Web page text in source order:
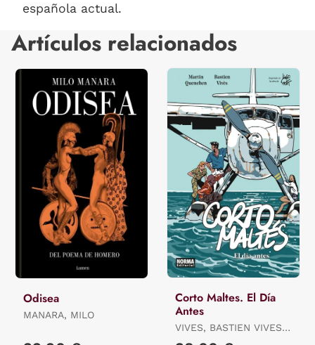
española actual.
Artículos relacionados
Odisea
MANARA, MILO
Corto Maltes. El Día
Antes
VIVES, BASTIEN VIVES /
QUENEHEN, MARTIN